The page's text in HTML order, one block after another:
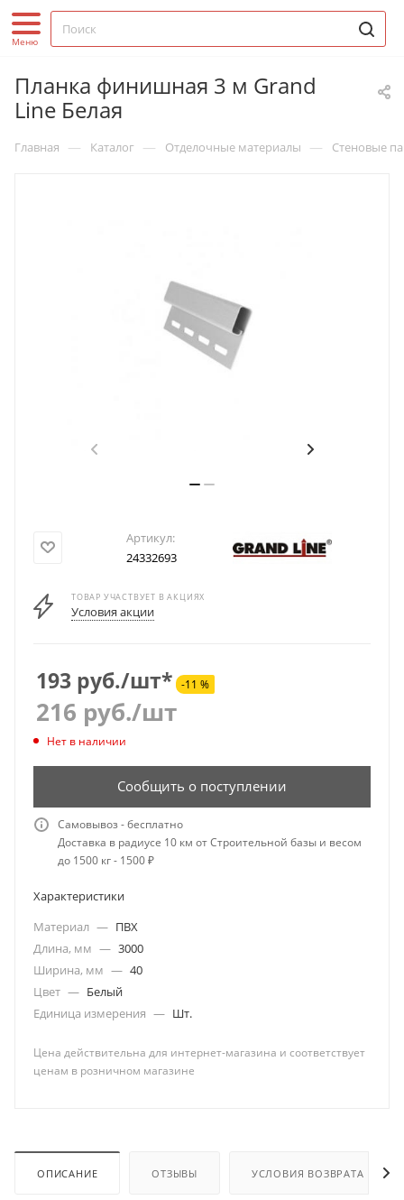
Планка финишная 3 м Grand
Line Белая
Главная — Каталог — Отделочные материалы — Стеновые
Артикул:
24332693
ТОВАР УЧАСТВУЕТ В АКЦИЯХ
Условия акции
193 руб./шт* -11 %
216 руб./шт
Нет в наличии
Сообщить о поступлении
Самовывоз - бесплатно
Доставка в радиусе 10 км от Строительной базы и весом
до 1500 кг - 1500 ₽
Характеристики
Материал — ПВХ
Длина, мм — 3000
Ширина, мм — 40
Цвет — Белый
Единица измерения — Шт.
Цена действительна для интернет-магазина и соответствует
ценам в розничном магазине
ОПИСАНИЕ ОТЗЫВЫ УСЛОВИЯ ВОЗВРАТА